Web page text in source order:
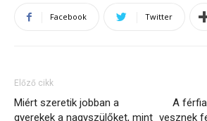
Facebook Twitter
Előző cikk
Miért szeretik jobban a
gyerekek a nagyszülőket, mint
A
vesznek